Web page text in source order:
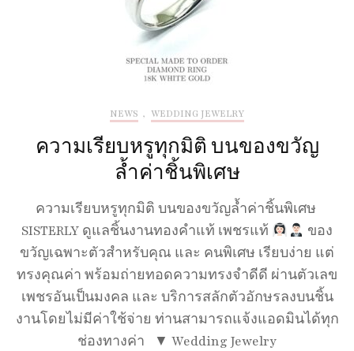
NEWS , WEDDING JEWELRY
ความเรียบหรูทุกมิติ บนของขวัญ
ล้ำค่าชิ้นพิเศษ​
ความเรียบหรูทุกมิติ บนของขวัญล้ำค่าชิ้นพิเศษ​
SISTERLY ดูแลชิ้นงานทองคำแท้ เพชรแท้
ของ
ขวัญเฉพาะตัวสำหรับคุณ และ คนพิเศษ เรียบง่าย แต่
ทรงคุณค่า พร้อมถ่ายทอดความทรงจำดีดี ผ่านตัวเลข
เพชรอันเป็นมงคล และ บริการสลักตัวอักษรลงบนชิ้น
งานโดยไม่มีค่าใช้จ่าย ท่านสามารถแจ้งแอดมินได้ทุก
ช่องทางค่า ▼ Wedding Jewelry